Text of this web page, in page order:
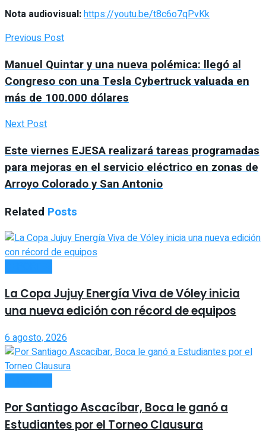
Nota audiovisual:https://youtu.be/t8c6o7qPvKk
Previous Post
Manuel Quintar y una nueva polémica: llegó al
Congreso con una Tesla Cybertruck valuada en
más de 100.000 dólares
Next Post
Este viernes EJESA realizará tareas programadas
para mejoras en el servicio eléctrico en zonas de
Arroyo Colorado y San Antonio
Related Posts
La Copa Jujuy Energía Viva de Vóley inicia
una nueva edición con récord de equipos
6 agosto, 2026
Por Santiago Ascacíbar, Boca le ganó a
Estudiantes por el Torneo Clausura